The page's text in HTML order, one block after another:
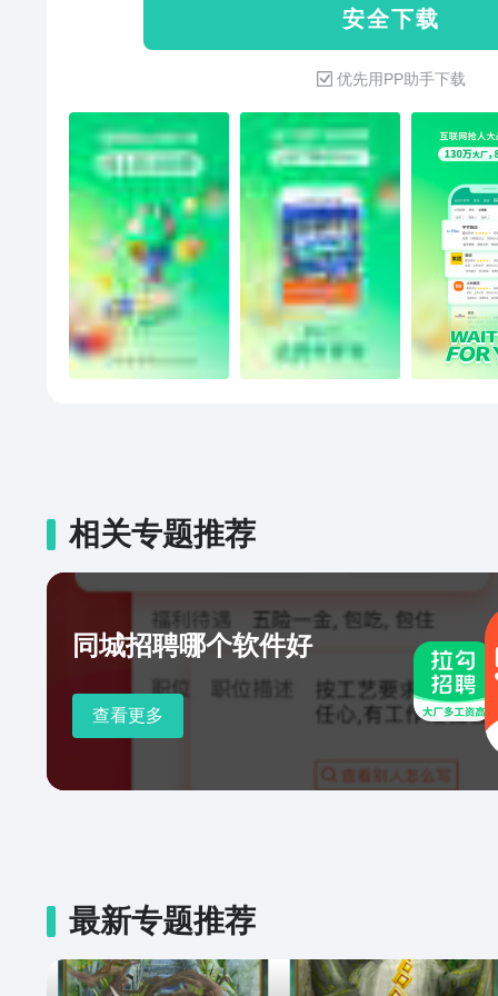
能推荐算法，每日海量高薪职
态】随时查看求职简历投递进度
容错过；【live】参与线上，与
让找工作更轻松！【面试评价】
这次轮到你给hr打分；【设置】
更贴心，求职更安心；Boss、业
【入驻】快速入驻，随时随地
便捷；【招聘高效】被动等待
通，更高效的找到想要的人才
优质人才，从此告别人海捞针。
过任何大牛；【分享职位】将职
台，提高招聘效率。薪资明确
捷！（注意不要错拼成拉钩招
安 全 下 载
优先用PP助手下载
相关专题推荐
同城招聘哪个软件好
查看更多
最新专题推荐